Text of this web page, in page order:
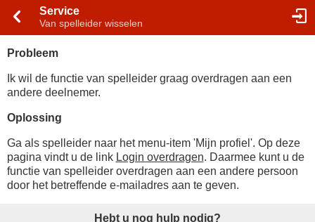
Service
Van spelleider wisselen
Probleem
Ik wil de functie van spelleider graag overdragen aan een
andere deelnemer.
Oplossing
Ga als spelleider naar het menu-item 'Mijn profiel'. Op deze
pagina vindt u de link Login overdragen. Daarmee kunt u de
functie van spelleider overdragen aan een andere persoon
door het betreffende e-mailadres aan te geven.
Hebt u nog hulp nodig?